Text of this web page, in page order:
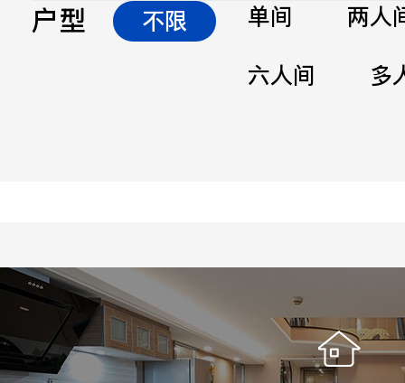
户型 不限 单间
两人
六人间
多